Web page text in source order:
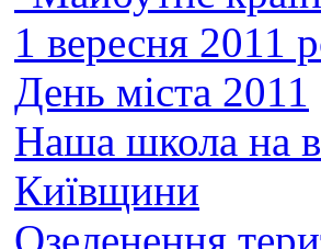
1 вересня 2011
День міста 2011
Наша школа на
Київщини
Озеленення